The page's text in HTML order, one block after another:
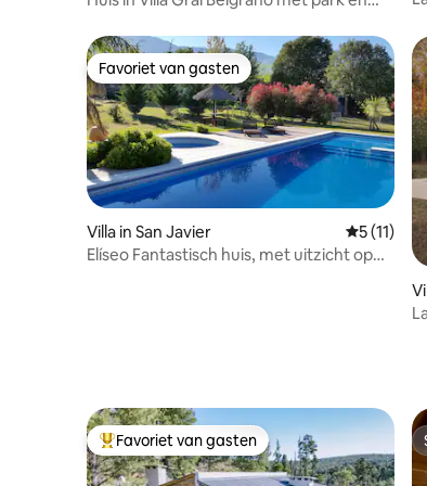
Favoriet van gasten
Favoriet van gasten
Villa in San Javier
5 (11)
Elíseo Fantastisch huis, met uitzicht op
Topfavoriet van gasten
Favoriet van gasten